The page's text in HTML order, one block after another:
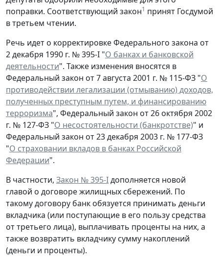
поправки. Соответствующий закон1 принят Госдумой
в третьем чтении.
Речь идет о корректировке Федерального закона от
2 декабря 1990 г. № 395-I "О банках и банковской
деятельности". Также изменения вносятся в
Федеральный закон от 7 августа 2001 г. № 115-ФЗ "О
противодействии легализации (отмыванию) доходов,
полученных преступным путем, и финансированию
терроризма", Федеральный закон от 26 октября 2002
г. № 127-ФЗ "О несостоятельности (банкротстве)" и
Федеральный закон от 23 декабря 2003 г. № 177-ФЗ
"О страховании вкладов в банках Российской
Федерации".
В частности, Закон № 395-Iдополняется новой
главой о договоре жилищных сбережений. По
такому договору банк обязуется принимать деньги
вкладчика (или поступающие в его пользу средства
от третьего лица), выплачивать проценты на них, а
также возвратить вкладчику сумму накоплений
(деньги и проценты).